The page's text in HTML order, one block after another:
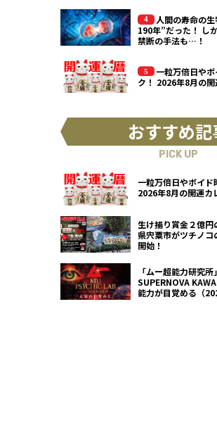
人間の寿命の
190年”だった！ し
禁断の手法も…！
一粒万倍日や
ク！ 2026年8月の
おすすめ記
PICK UP
一粒万倍日やボイド
2026年8月の開運カ
生け捕り賞金２億円
県宍粟市がツチノ
開始！
「ムー超能力研究
SUPERNOVA
能力が目覚める（